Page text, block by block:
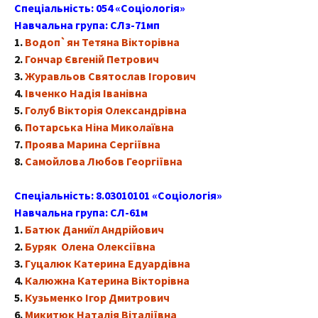
Спеціальність: 054 «Соціологія»
Навчальна група: СЛз-71мп
1. Водоп`ян Тетяна Вікторівна
2. Гончар Євгеній Петрович
3.Журавльов Святослав Ігорович
4. Івченко Надія Іванівна
5. Голуб Вікторія Олександрівна
6. Потарська Ніна Миколаївна
7. Проява Марина Сергіївна
8. Самойлова Любов Георгіївна
Спеціальність: 8.03010101 «Соціологія»
Навчальна група: СЛ-61м
1. Батюк Даниїл Андрійович
2. Буряк Олена Олексіївна
3. Гуцалюк Катерина Едуардівна
4. Калюжна Катерина Вікторівна
5. Кузьменко Ігор Дмитрович
6. Микитюк Наталія Віталіївна